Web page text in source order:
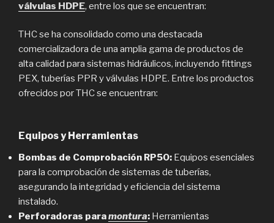
válvulas HDPE, entre los que se encuentran:
THC se ha consolidado como una destacada
comercializadora de una amplia gama de productos de
alta calidad para sistemas hidráulicos, incluyendo fittings
PEX, tuberías PPR y válvulas HDPE. Entre los productos
ofrecidos por THC se encuentran:
Equipos y Herramientas
Bombas de Comprobación RP50: Equipos esenciales
para la comprobación de sistemas de tuberías,
asegurando la integridad y eficiencia del sistema
instalado.
Perforadoras paramontura: Herramientas